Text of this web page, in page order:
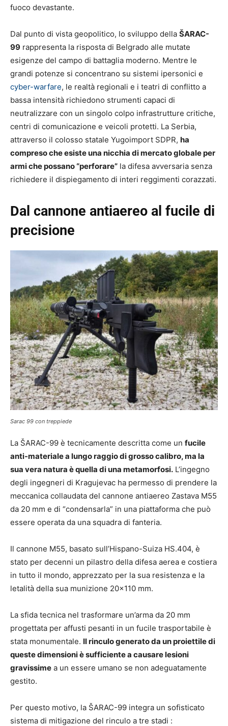
fuoco devastante.
Dal punto di vista geopolitico, lo sviluppo della ŠARAC-
99 rappresenta la risposta di Belgrado alle mutate
esigenze del campo di battaglia moderno. Mentre le
grandi potenze si concentrano su sistemi ipersonici e
cyber-warfare, le realtà regionali e i teatri di conflitto a
bassa intensità richiedono strumenti capaci di
neutralizzare con un singolo colpo infrastrutture critiche,
centri di comunicazione e veicoli protetti. La Serbia,
attraverso il colosso statale Yugoimport SDPR, ha
compreso che esiste una nicchia di mercato globale per
armi che possano “perforare” la difesa avversaria senza
richiedere il dispiegamento di interi reggimenti corazzati.
Dal cannone antiaereo al fucile di
precisione
Sarac 99 con treppiede
La ŠARAC-99 è tecnicamente descritta come un fucile
anti-materiale a lungo raggio di grosso calibro, ma la
sua vera natura è quella di una metamorfosi. L’ingegno
degli ingegneri di Kragujevac ha permesso di prendere la
meccanica collaudata del cannone antiaereo Zastava M55
da 20 mm e di “condensarla” in una piattaforma che può
essere operata da una squadra di fanteria.
Il cannone M55, basato sull’Hispano-Suiza HS.404, è
stato per decenni un pilastro della difesa aerea e costiera
in tutto il mondo, apprezzato per la sua resistenza e la
letalità della sua munizione 20×110 mm.
La sfida tecnica nel trasformare un’arma da 20 mm
progettata per affusti pesanti in un fucile trasportabile è
stata monumentale. Il rinculo generato da un proiettile di
queste dimensioni è sufficiente a causare lesioni
gravissime a un essere umano se non adeguatamente
gestito.
Per questo motivo, la ŠARAC-99 integra un sofisticato
sistema di mitigazione del rinculo a tre stadi :